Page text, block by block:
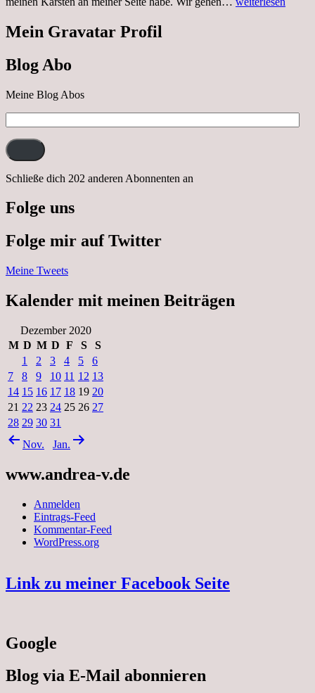
Mein Gravatar Profil
Blog Abo
Meine Blog Abos
Mail-
Adresse:
Schließe dich 202 anderen Abonnenten an
Folge uns
Folge mir auf Twitter
Meine Tweets
Kalender mit meinen Beiträgen
Dezember 2020
M D M D F S
S
1
2 3 4 5
6
7
8 9 10 11 12 13
14 15 16 17 18 19 20
21 22 23 24 25 26 27
28 29 30 31
Nov.
Jan.
www.andrea-v.de
Anmelden
Eintrags-Feed
Kommentar-Feed
WordPress.org
Link zu meiner Facebook Seite
Google
Blog via E-Mail abonnieren